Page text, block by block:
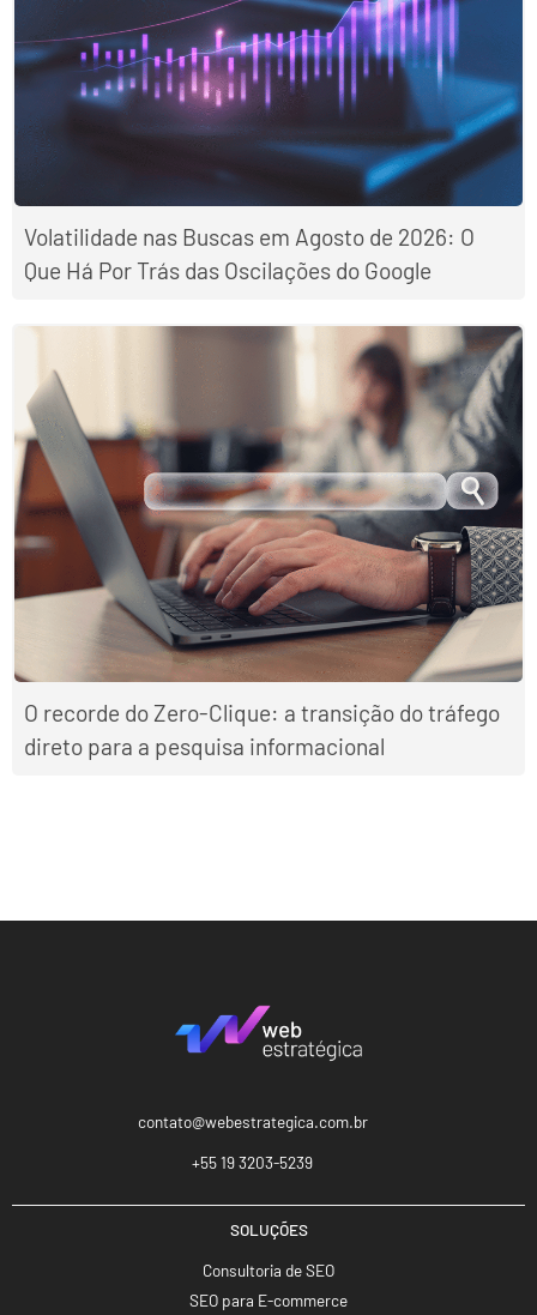
Volatilidade nas Buscas em Agosto de 2026: O
Que Há Por Trás das Oscilações do Google
O recorde do Zero-Clique: a transição do tráfego
direto para a pesquisa informacional
contato@webestrategica.com.br
+55 19 3203-5239
SOLUÇÕES
Consultoria de SEO
SEO para E-commerce